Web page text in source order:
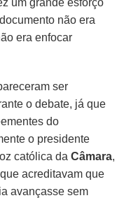
não era
era enfocar
ser
o debate, já que
do
o presidente
católica daCâmara,
acreditavam que
avançasse sem